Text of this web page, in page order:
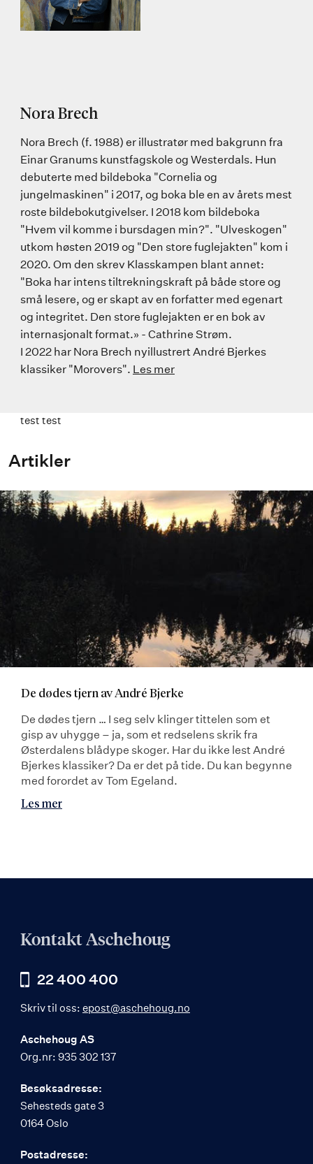
Nora Brech
Nora Brech (f. 1988) er illustratør med bakgrunn fra
Einar Granums kunstfagskole og Westerdals. Hun
debuterte med bildeboka "Cornelia og
jungelmaskinen" i 2017, og boka ble en av årets mest
roste bildebokutgivelser. I 2018 kom bildeboka
"Hvem vil komme i bursdagen min?". "Ulveskogen"
utkom høsten 2019 og "Den store fuglejakten" kom i
2020. Om den skrev Klasskampen blant annet:
"Boka har intens tiltrekningskraft på både store og
små lesere, og er skapt av en forfatter med egenart
og integritet. Den store fuglejakten er en bok av
internasjonalt format.» - Cathrine Strøm.
I 2022 har Nora Brech nyillustrert André Bjerkes
klassiker "Morovers". Les mer
test test
Artikler
De dødes tjern av André Bjerke
De dødes tjern … I seg selv klinger tittelen som et
gisp av uhygge – ja, som et redselens skrik fra
Østerdalens blådype skoger. Har du ikke lest André
Bjerkes klassiker? Da er det på tide. Du kan begynne
med forordet av Tom Egeland.
Les mer
Kontakt Aschehoug
22 400 400
Skriv til oss: epost@aschehoug.no
Aschehoug AS
Org.nr: 935 302 137
Besøksadresse:
Sehesteds gate 3
0164 Oslo
Postadresse: